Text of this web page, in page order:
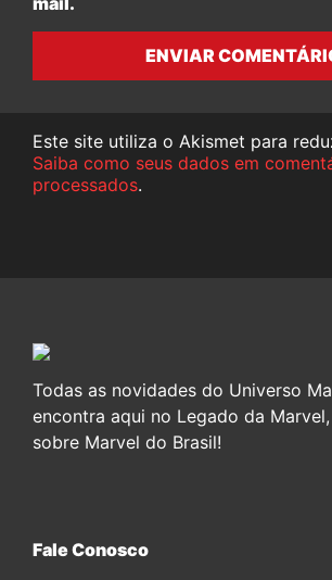
ENVIAR
Este site utiliza o Akismet para
Saiba como seus dados em
processados.
Todas as novidades do Universo
encontra aqui no Legado da
sobre Marvel do Brasil!
Fale Conosco